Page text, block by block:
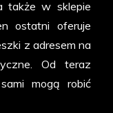
także w sklepie
ostatni oferuje
z adresem na
Od teraz
mogą robić